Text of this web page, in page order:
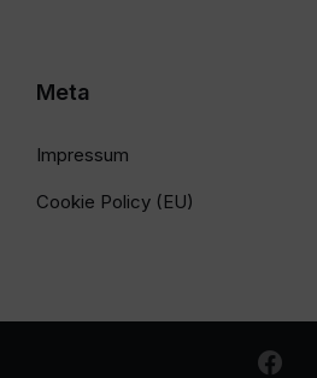
Meta
Impressum
Cookie Policy (EU)